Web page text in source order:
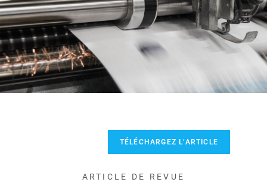
TÉLÉCHARGEZ L’ARTICLE
ARTICLE DE REVUE